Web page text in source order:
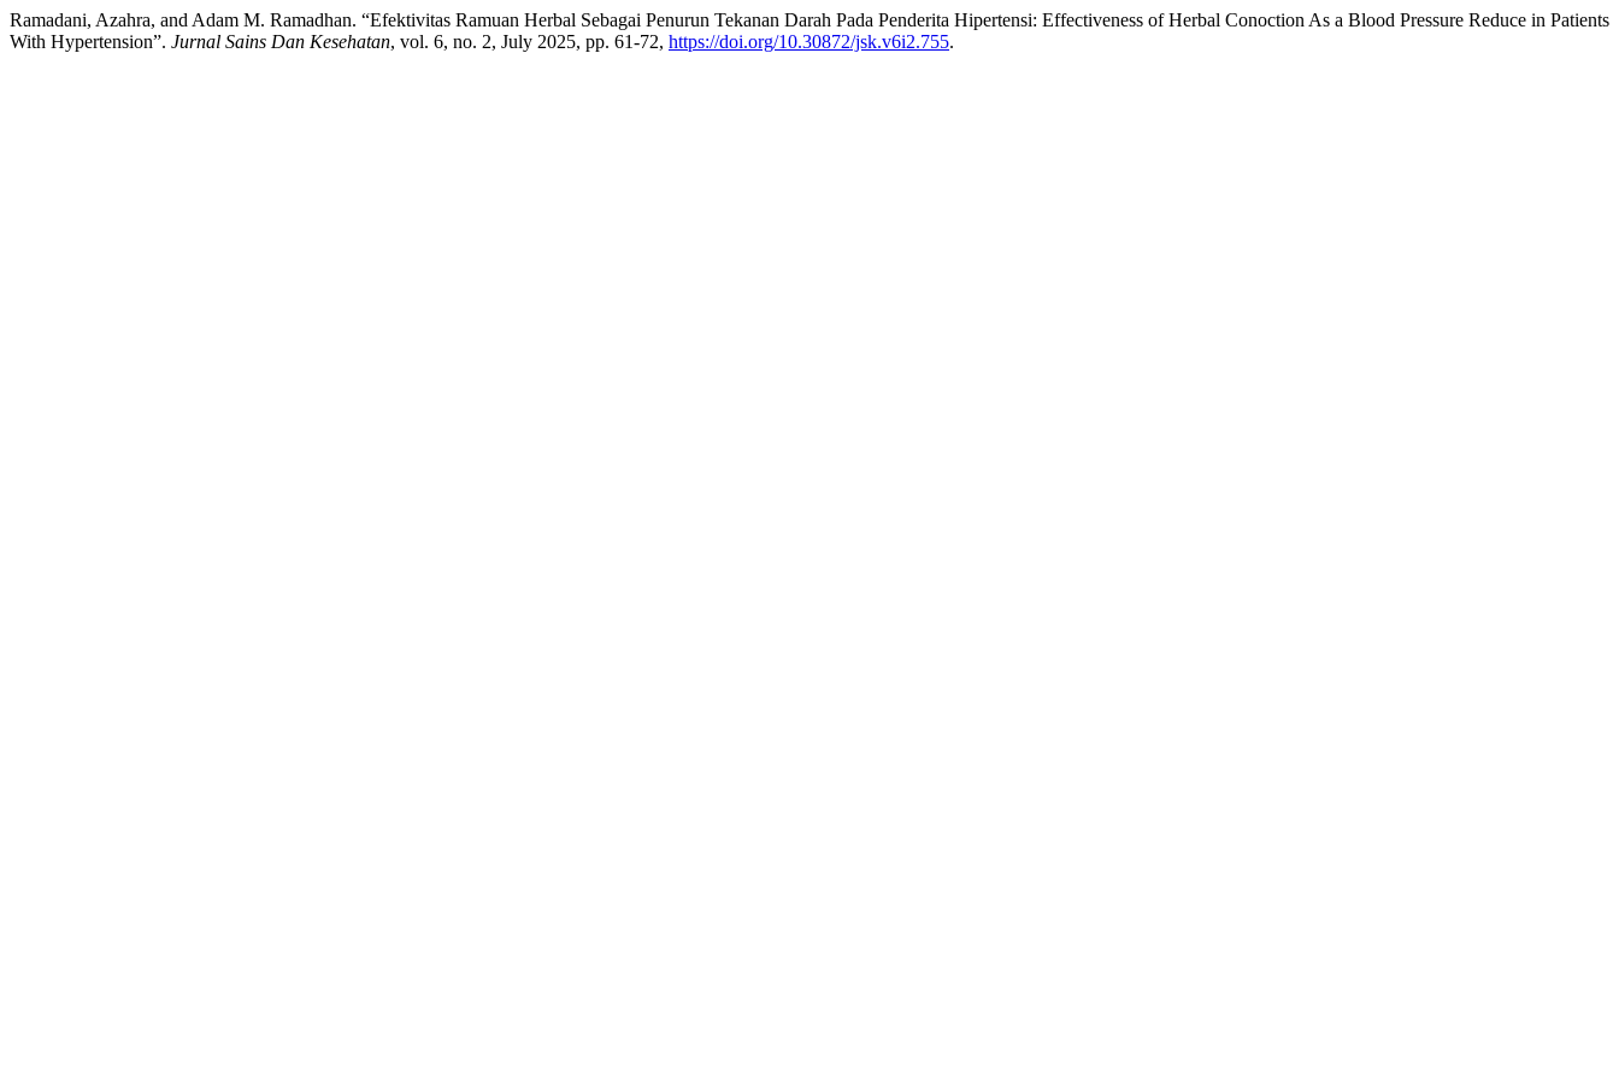
Ramadani, Azahra, and Adam M. Ramadhan. “Efektivitas Ramuan Herbal Sebagai Penurun Tekanan Darah Pada Penderita Hipertensi: Effectiveness of Herbal Conoction As a Blood Pressure Reduce in Patients
With Hypertension”. Jurnal Sains Dan Kesehatan, vol. 6, no. 2, July 2025, pp. 61-72, https://doi.org/10.30872/jsk.v6i2.755.